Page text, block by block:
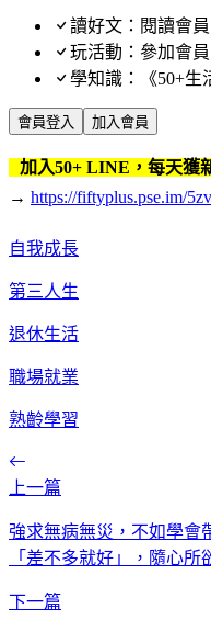
讀好文：閱讀會
玩活動：參加會
學知識：《50+生
會員登入 加入會員
加入50+ LINE，每天獲
→ https://fiftyplus.pse.im/
自我成長
第三人生
退休生活
職場就業
熟齡學習
上一篇
強求無病無災，不如學會
「差不多就好」，隨心所
下一篇